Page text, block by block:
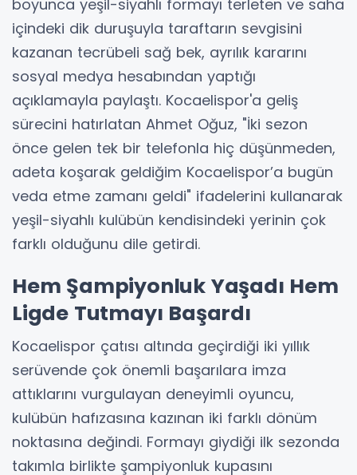
boyunca yeşil-siyahlı formayı terleten ve saha
içindeki dik duruşuyla taraftarın sevgisini
kazanan tecrübeli sağ bek, ayrılık kararını
sosyal medya hesabından yaptığı
açıklamayla paylaştı. Kocaelispor'a geliş
sürecini hatırlatan Ahmet Oğuz, "İki sezon
önce gelen tek bir telefonla hiç düşünmeden,
adeta koşarak geldiğim Kocaelispor’a bugün
veda etme zamanı geldi" ifadelerini kullanarak
yeşil-siyahlı kulübün kendisindeki yerinin çok
farklı olduğunu dile getirdi.
Hem Şampiyonluk Yaşadı Hem
Ligde Tutmayı Başardı
Kocaelispor çatısı altında geçirdiği iki yıllık
serüvende çok önemli başarılara imza
attıklarını vurgulayan deneyimli oyuncu,
kulübün hafızasına kazınan iki farklı dönüm
noktasına değindi. Formayı giydiği ilk sezonda
takımla birlikte şampiyonluk kupasını